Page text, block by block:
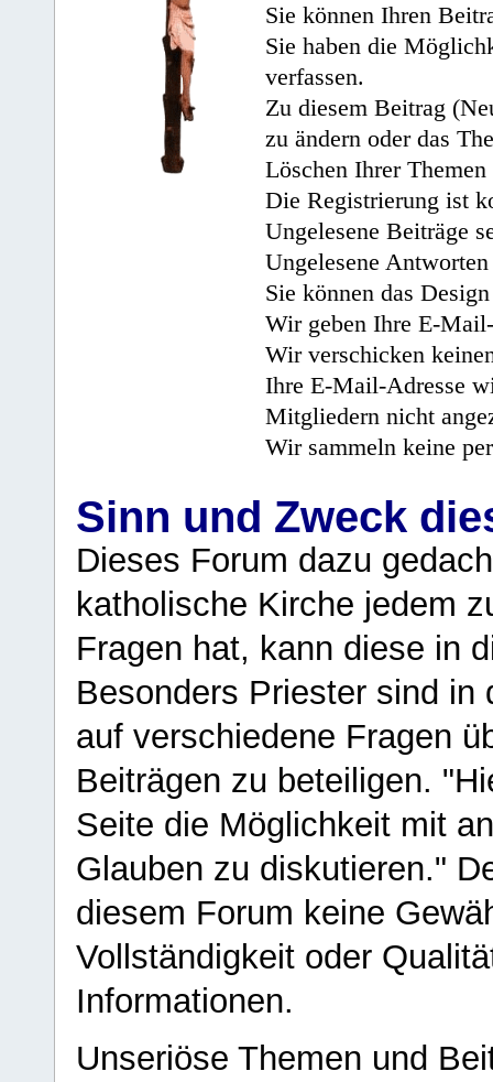
Sie können Ihren
Sie haben die
verfassen.
Zu diesem Beitrag
zu ändern oder das
Löschen Ihrer
Die Registrierung ist
Ungelesene Beiträge
Ungelesene
Sie können das
Wir geben Ihre E-
Wir verschicken
Ihre E-Mail-Adresse
Mitgliedern nicht
Wir sammeln keine
Sinn und Zweck
Dieses Forum dazu
katholische Kirche jedem
Fragen hat, kann diese in
Besonders Priester sind in
auf verschiedene Fragen
Beiträgen zu beteiligen.
Seite die Möglichkeit mit
Glauben zu diskutieren."
diesem Forum keine
Vollständigkeit oder
Informationen.
Unseriöse Themen und